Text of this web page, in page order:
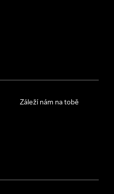
Záleží nám na tobě